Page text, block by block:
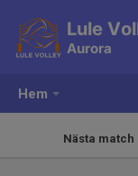
Hem
Lule
Aurora
Nästa match